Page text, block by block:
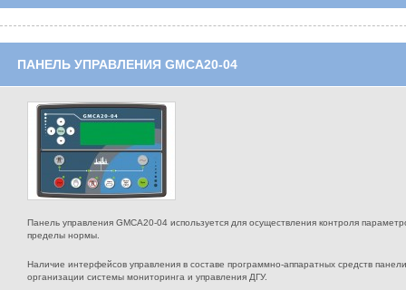
ПАНЕЛЬ УПРАВЛЕНИЯ GMCA20-04
Панель управления GMCA20-04 используется для осуществления контроля
пределы нормы.
Наличие интерфейсов управления в составе программно-аппаратных средств
организации системы мониторинга и управления ДГУ.